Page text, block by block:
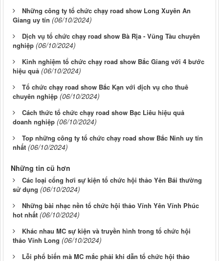
Những công ty tổ chức chạy road show Long Xuyên An
Giang uy tín (06/10/2024)
Dịch vụ tổ chức chạy road show Bà Rịa - Vũng Tàu chuyên
nghiệp (06/10/2024)
Kinh nghiệm tổ chức chạy road show Bắc Giang với 4 bước
hiệu quả (06/10/2024)
Tổ chức chạy road show Bắc Kạn với dịch vụ cho thuê
chuyên nghiệp (06/10/2024)
Cách thức tổ chức chạy road show Bạc Liêu hiệu quả
doanh nghiệp (06/10/2024)
Top những công ty tổ chức chạy road show Bắc Ninh uy tín
nhất (06/10/2024)
Những tin cũ hơn
Các loại cổng hơi sự kiện tổ chức hội thảo Yên Bái thường
sử dụng (06/10/2024)
Những bài nhạc nền tổ chức hội thảo Vĩnh Yên Vĩnh Phúc
hot nhất (06/10/2024)
Khác nhau MC sự kiện và truyền hình trong tổ chức hội
thảo Vĩnh Long (06/10/2024)
Lỗi phổ biến mà MC mắc phải khi dẫn tổ chức hội thảo